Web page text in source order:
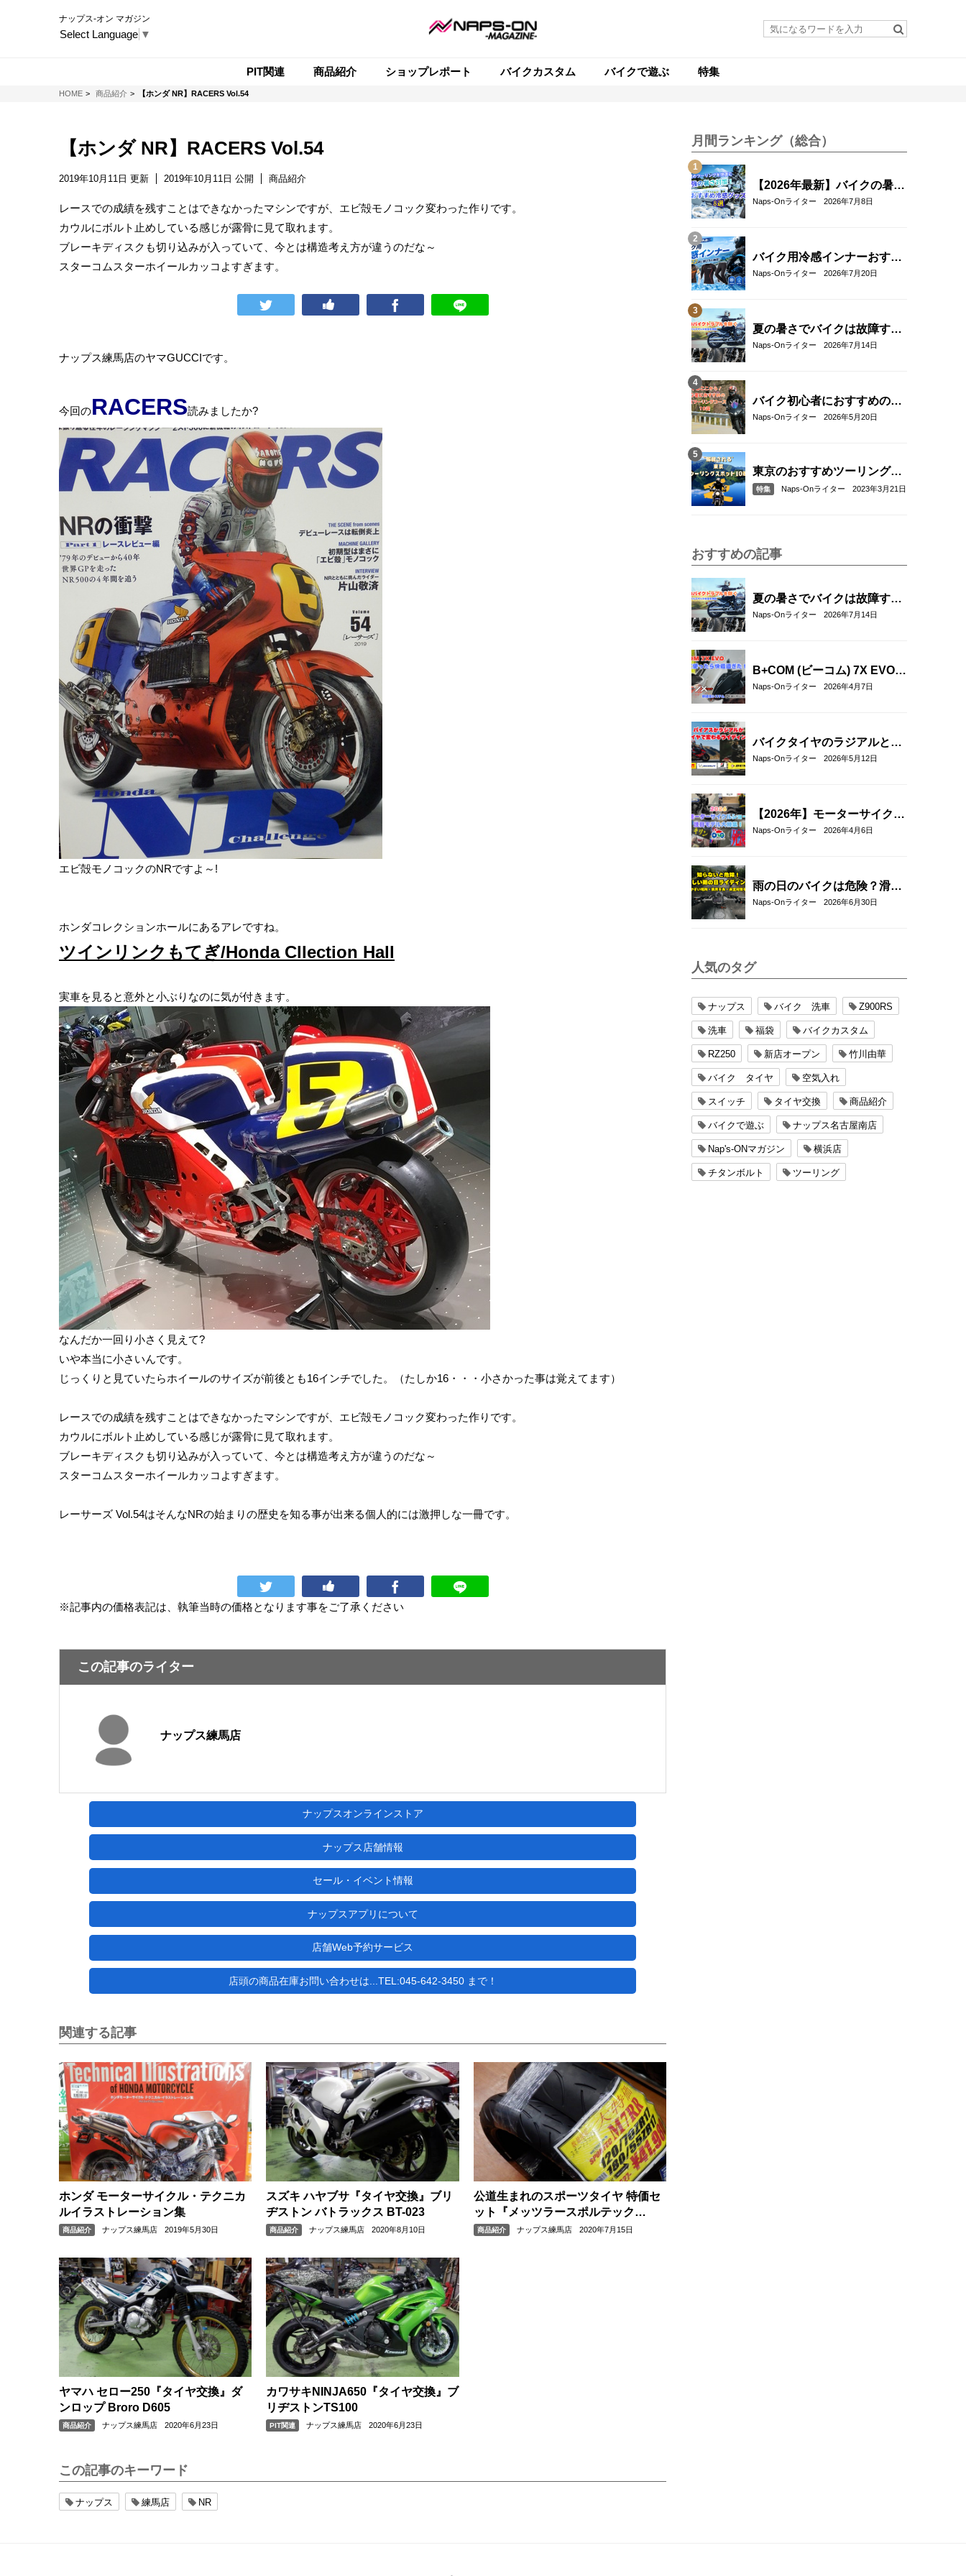
ナップス-オン マガジン
Select Language ▼
PIT関連 商品紹介 ショップレポート バイクカスタム バイクで遊ぶ 特集
HOMENAPS-ON マガジン
商品紹介 【ホンダ NR】RACERS Vol.54
【ホンダ NR】RACERS Vol.54
2019年10月11日 更新 2019年10月11日 公開 商品紹介
レースでの成績を残すことはできなかったマシンですが、エビ殻モノコック変わった作りです。
カウルにボルト止めしている感じが露骨に見て取れます。
ブレーキディスクも切り込みが入っていて、今とは構造考え方が違うのだな～
スターコムスターホイールカッコよすぎます。
ナップス練馬店のヤマGUCCIです。
今回のRACERS読みましたか?
エビ殻モノコックのNRですよ～!
ホンダコレクションホールにあるアレですね。
ツインリンクもてぎ/Honda Cllection Hall
実車を見ると意外と小ぶりなのに気が付きます。
なんだか一回り小さく見えて?
いや本当に小さいんです。
じっくりと見ていたらホイールのサイズが前後とも16インチでした。（たしか16・・・小さかった事は覚えてます）
レースでの成績を残すことはできなかったマシンですが、エビ殻モノコック変わった作りです。
カウルにボルト止めしている感じが露骨に見て取れます。
ブレーキディスクも切り込みが入っていて、今とは構造考え方が違うのだな～
スターコムスターホイールカッコよすぎます。
レーサーズ Vol.54はそんなNRの始まりの歴史を知る事が出来る個人的には激押しな一冊です。
※記事内の価格表記は、執筆当時の価格となります事をご了承ください
この記事のライター
ナップス練馬店
ナップスオンラインストア
ナップス店舗情報
セール・イベント情報
ナップスアプリについて
店舗Web予約サービス
店頭の商品在庫お問い合わせは...TEL:045-642-3450 まで！
関連する記事
ホンダ モーターサイクル・テクニカ
ルイラストレーション集
商品紹介 ナップス練馬店 2019年5月30日
スズキ ハヤブサ『タイヤ交換』ブリ
ヂストン バトラックス BT-023
商品紹介 ナップス練馬店 2020年8月10日
公道生まれのスポーツタイヤ 特価セ
ット『メッツラースポルテック
M7RR』『カワサキZRX1200DAEG
商品紹介 ナップス練馬店 2020年7月15日
ヤマハ セロー250『タイヤ交換』ダ
ンロップ Broro D605
商品紹介 ナップス練馬店 2020年6月23日
カワサキNINJA650『タイヤ交換』ブ
リヂストンTS100
PIT関連 ナップス練馬店 2020年6月23日
この記事のキーワード
ナップス 練馬店 NR
月間ランキング（総合）
【2026年最新】バイクの暑さ
対策・冷感グッズおすすめ8
Naps-Onライター 2026年7月8日
バイク用冷感インナーおすす
め22選！夏のツーリングを快
Naps-Onライター 2026年7月20日
夏の暑さでバイクは故障す
る？起こりやすいトラブルと
Naps-Onライター 2026年7月14日
バイク初心者におすすめの関
東近郊ツーリングコース10選
Naps-Onライター 2026年5月20日
東京のおすすめツーリングス
ポット10選
特集 Naps-Onライター 2023年3月21日
おすすめの記事
夏の暑さでバイクは故障す
る？起こりやすいトラブルと
Naps-Onライター 2026年7月14日
B+COM (ビーコム) 7X EVOを
実際に使ってみた！新通信方
Naps-Onライター 2026年4月7日
バイクタイヤのラジアルとバ
イアスの違いとは？特徴・選
Naps-Onライター 2026年5月12日
【2026年】モーターサイクル
ショー注目モデル総まとめ｜
Naps-Onライター 2026年4月6日
雨の日のバイクは危険？滑り
やすい場所や安全に走るコツ
Naps-Onライター 2026年6月30日
人気のタグ
ナップス バイク 洗車 Z900RS
洗車 福袋 バイクカスタム
RZ250 新店オープン 竹川由華
バイク タイヤ 空気入れ
スイッチ タイヤ交換 商品紹介
バイクで遊ぶ ナップス名古屋南店
Nap's-ONマガジン 横浜店
チタンボルト ツーリング